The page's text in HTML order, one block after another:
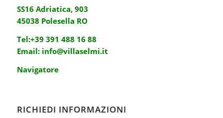
SS16 Adriatica, 903
45038 Polesella RO
Tel:+39 391 488 16 88
Email: info@villaselmi.it
Navigatore
RICHIEDI INFORMAZIONI